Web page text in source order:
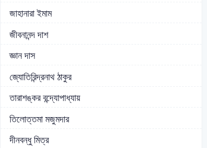
জাহানারা ইমাম
জীবনানন্দ দাশ
জ্ঞান দাস
জ্যোতিরিন্দ্রনাথ ঠাকুর
তারাশঙ্কর বন্দ্যোপাধ্যায়
তিলোত্তমা মজুমদার
দীনবন্ধু মিত্র